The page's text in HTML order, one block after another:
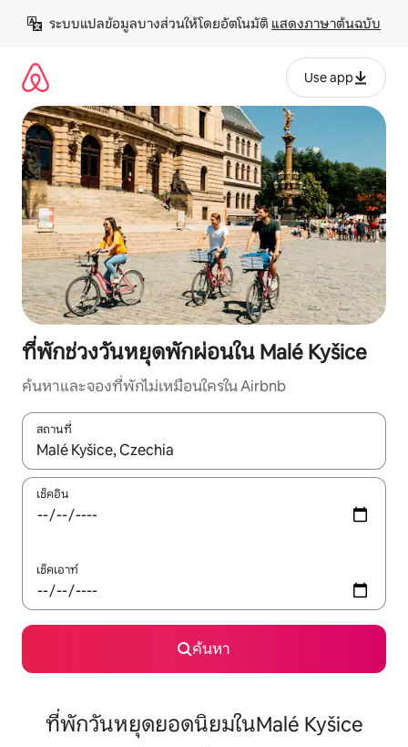
เนื้อหา
ระบบแปลข้อมูลบางส่วนให้โดยอัตโนมัติ แสดงภาษาต้นฉบับ
Use app
ที่พักช่วงวันหยุดพักผ่อนใน Malé Kyšice
ค้นหาและจองที่พักไม่เหมือนใครใน Airbnb
สถานที่
ใช้ลูกศรขึ้นลง หรือใช้การสัมผัสหรือปัด เพื่อสำรวจผลการค้นหา
เช็คอิน
เช็คเอาท์
ค้นหา
ที่พักวันหยุดยอดนิยมในMalé Kyšice